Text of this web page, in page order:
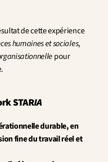
de cette expérience
humaines et sociales,
pour
STARIA
durable, en
fine du travail réel et